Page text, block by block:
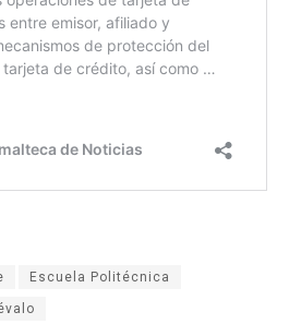
Escuela Politécnica